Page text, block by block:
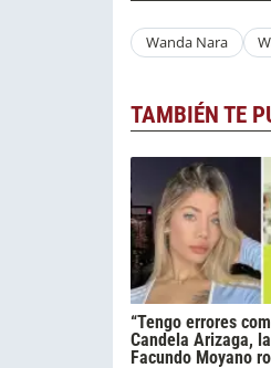
Wanda Nara
TAMBIÉN TE
“Tengo errores
Candela Arizaga,
Facundo Moyano